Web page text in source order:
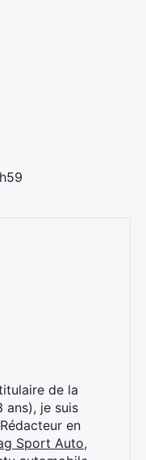
de la
ans), je suis
en
Sport Auto,